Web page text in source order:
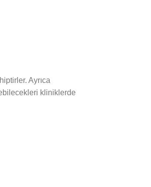
Ayrıca
kliniklerde